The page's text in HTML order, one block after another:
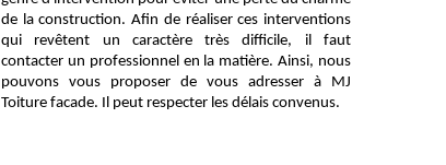
de la construction. Afin de réaliser ces interventions
qui revêtent un caractère très difficile, il faut
contacter un professionnel en la matière. Ainsi, nous
pouvons vous proposer de vous adresser à MJ
Toiture facade. Il peut respecter les délais convenus.